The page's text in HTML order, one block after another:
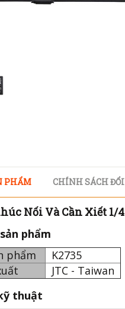
PHẨM CHÍNH SÁCH
Nối Và Cần Xiết 1/
phẩm
phẩm
K2735
JTC - Taiwan
thuật